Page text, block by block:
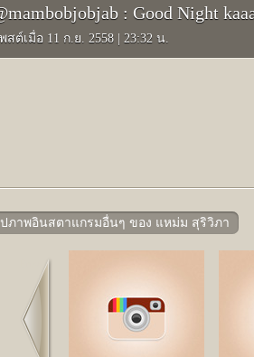
: Good Night
สต์เมื่อ 11 ก.ย. 2558 23:32 น.
ภาพอินสตาแกรมอื่นๆ ของ แหม่ม สุริวิภา